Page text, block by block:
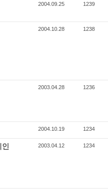
2004.09.25 1239
2004.10.28 1238
2003.04.28 1236
2004.10.19 1234
2003.04.12 1234